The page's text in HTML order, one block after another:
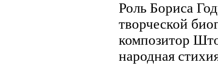
Роль Бориса
творческой
композитор
народная